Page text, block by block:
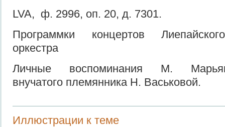
LVA, ф. 2996, оп. 20, д. 7301.
Программки концертов
оркестра
Личные воспоминания М.
внучатого племянника Н. Васьковой.
Иллюстрации к теме